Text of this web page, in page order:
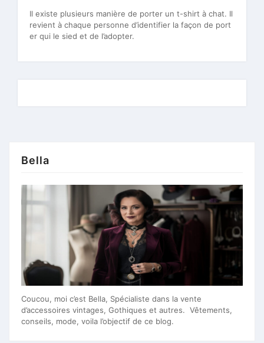
Il existe plusieurs manière de porter un t-shirt à chat. Il
revient à chaque personne d’identifier la façon de port
er qui le sied et de l’adopter.
Bella
Coucou, moi c’est Bella, Spécialiste dans la vente
d’accessoires vintages, Gothiques et autres. Vêtements,
conseils, mode, voila l’objectif de ce blog.